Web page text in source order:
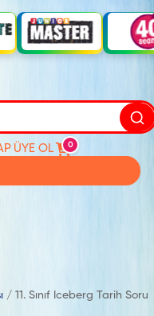
ÜYE OL 0
/11. Sınıf Iceberg Tarih Soru